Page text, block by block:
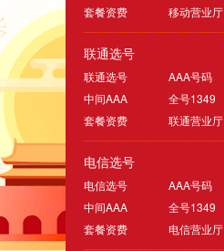
套餐资费
移动营业厅
联通选号
联通选号
AAA号码
中间AAA
全号1349
套餐资费
联通营业厅
电信选号
电信选号
AAA号码
中间AAA
全号1349
套餐资费
电信营业厅